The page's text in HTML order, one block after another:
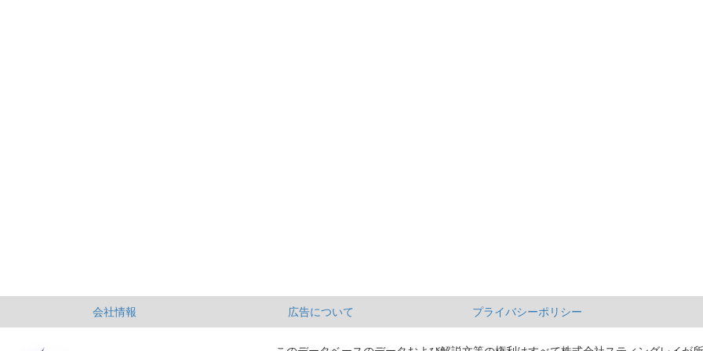
会社情報 広告について プライバシーポリシー